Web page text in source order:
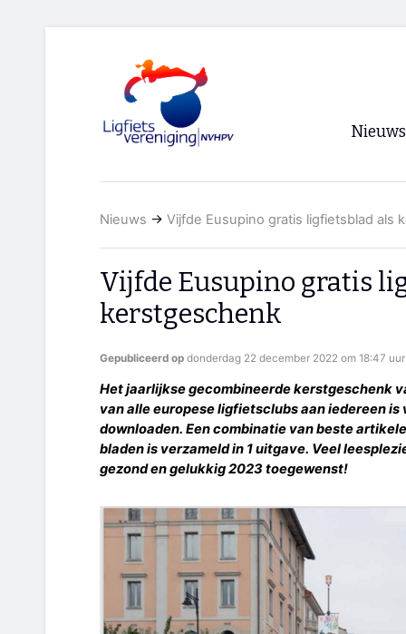
Nieuws
RSS
Nieuws → Vijfde Eusupino gratis ligfietsblad als
Vijfde Eusupino gratis
kerstgeschenk
Gepubliceerd op donderdag 22 december 2022 om 18:47 uur
Het jaarlijkse gecombineerde kerstgeschenk
van alle europese ligfietsclubs aan iedereen
downloaden. Een combinatie van beste
bladen is verzameld in 1 uitgave. Veel
gezond en gelukkig 2023 toegewenst!